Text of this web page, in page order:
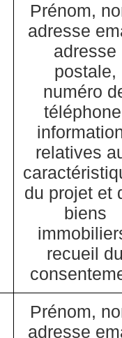
Prénom,
adresse
adresse
postale,
numéro
relatives
du projet et
biens
recueil
Prénom,
adresse